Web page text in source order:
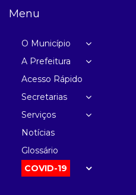
Menu
O Município
A Prefeitura
Acesso Rápido
Secretarias
Serviços
Notícias
Glossário
COVID-19